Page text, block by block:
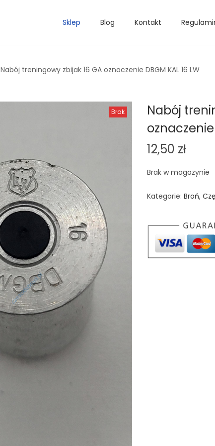
Sklep Blog Kontakt
Nabój treningowy zbijak 16 GA oznaczenie DBGM KAL 16 LW
Brak
Nabój
oznaczenie
12,50 zł
Brak w magazynie
Kategorie: Broń,